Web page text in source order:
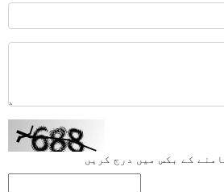
کے بکس میں درج کریں